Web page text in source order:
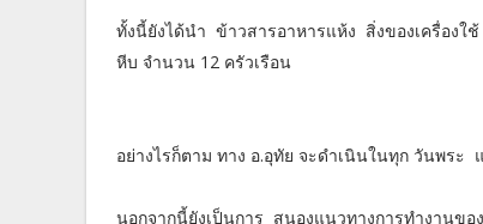
ทั้งนี้ยังได้นำ ข้าวสารอาหารแห้ง สิ่งของเครื่องใ
หีบ จำนวน 12 ครัวเรือน
อย่างไรก็ตาม ทาง อ.อุทัย จะดำเนินในทุก วันพร
นอกจากนี้ยังเป็นการ สนองแนวทางการทำงานข